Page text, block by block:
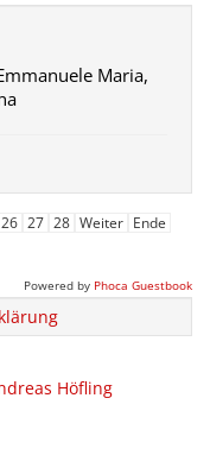
Maria,
26 27 28 Weiter Ende
Powered by Phoca Guestbook
Höfling